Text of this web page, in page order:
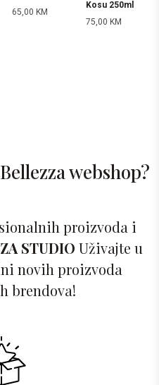
65,00 KM
Kosu 250ml
75,00 KM
webshop?
proizvoda i
STUDIO Uživajte u
novih proizvoda
brendova!